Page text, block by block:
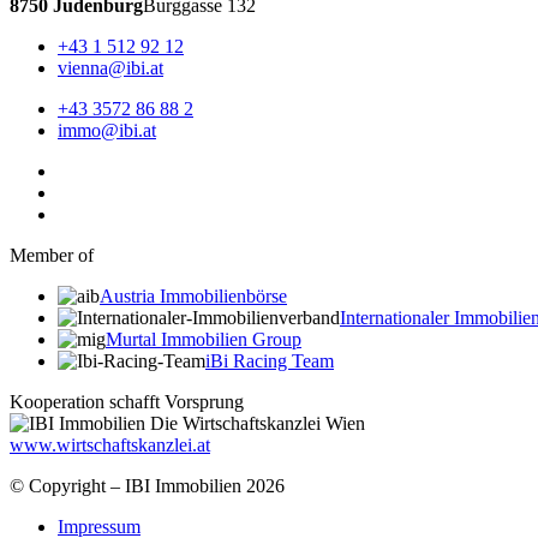
8750 JudenburgBurggasse 132
+43 1 512 92 12
vienna@ibi.at
+43 3572 86 88 2
immo@ibi.at
Member of
Austria Immobilienbörse
Internationaler
Murtal Immobilien Group
iBi Racing Team
Kooperation schafft Vorsprung
www.wirtschaftskanzlei.at
© Copyright – IBI Immobilien 2026
Impressum